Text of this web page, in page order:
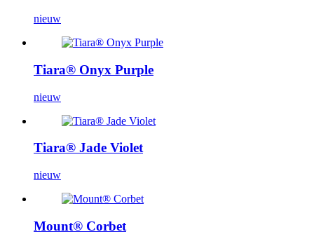
nieuw
Tiara® Onyx Purple
nieuw
Tiara® Jade Violet
nieuw
Mount® Corbet